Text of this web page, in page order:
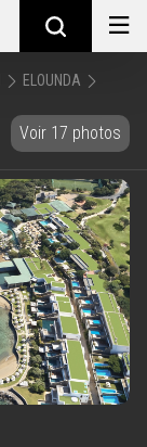
ELOUNDA
Voir 17 photos